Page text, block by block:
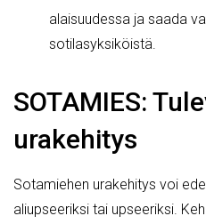
alaisuudessa ja saada
sotilasyksiköistä.
SOTAMIES:
urakehitys
Sotamiehen urakehitys voi
aliupseeriksi tai upseeriksi.